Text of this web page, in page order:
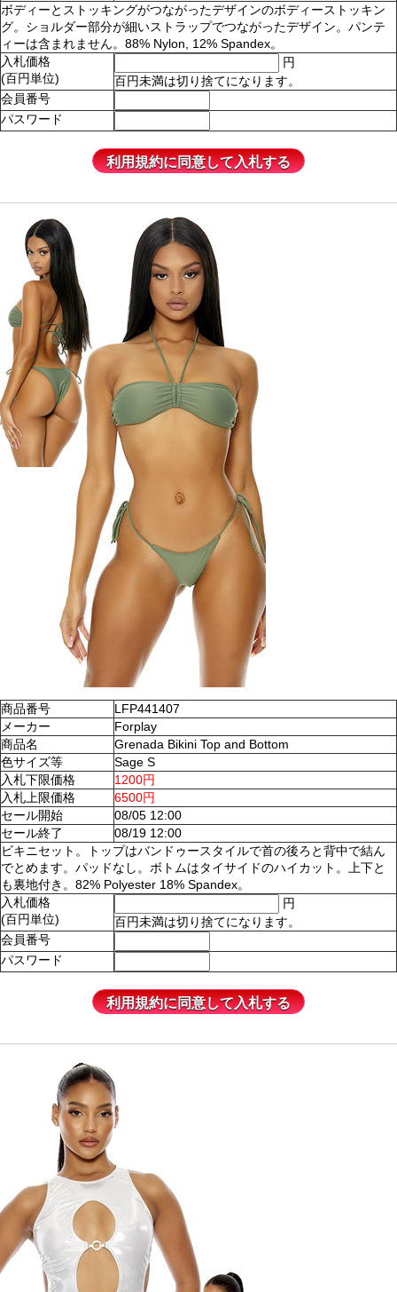
ボディーとストッキングがつながったデザインのボディーストッキン
グ。ショルダー部分が細いストラップでつながったデザイン。パンテ
ィーは含まれません。88% Nylon, 12% Spandex。
入札価格
(百円単位)
円
百円未満は切り捨てになります。
会員番号
パスワード
商品番号
LFP441407
メーカー
Forplay
商品名
Grenada Bikini Top and Bottom
色サイズ等
Sage S
入札下限価格
1200円
入札上限価格
6500円
セール開始
08/05 12:00
セール終了
08/19 12:00
ビキニセット。トップはバンドゥースタイルで首の後ろと背中で結ん
でとめます。パッドなし。ボトムはタイサイドのハイカット。上下と
も裏地付き。82% Polyester 18% Spandex。
入札価格
(百円単位)
円
百円未満は切り捨てになります。
会員番号
パスワード